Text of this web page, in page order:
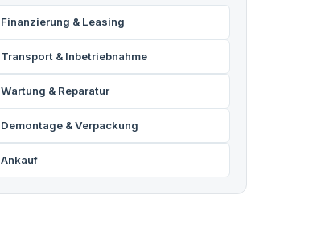
Finanzierung & Leasing
Transport & Inbetriebnahme
Wartung & Reparatur
Demontage & Verpackung
Ankauf